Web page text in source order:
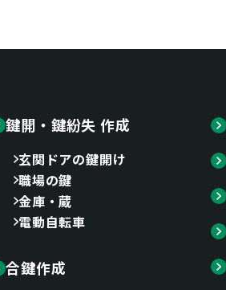
鍵開・鍵紛失 作成
玄関ドアの鍵開け
職場の鍵
金庫・蔵
電動自転車
合鍵作成